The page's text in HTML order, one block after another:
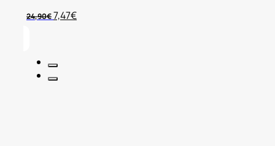
24,90€Original
price
7,47€Η
τρέχουσα